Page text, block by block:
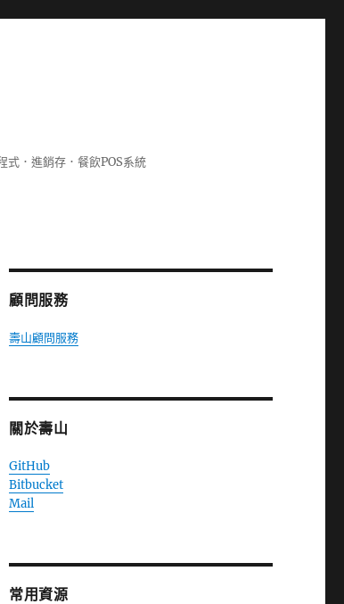
．進銷存．餐飲POS系統
顧問服務
壽山顧問服務
關於壽山
GitHub
Bitbucket
Mail
常用資源